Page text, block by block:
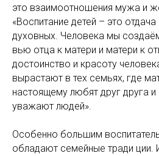
это взаимоотношения мужа и
«Воспитание детей – это
духовных. Человека мы
вью отца к матери и матери к
достоинство и красоту
вырастают в тех семьях, где
настоящему любят друг друга
уважают людей».
Особенно большим
обладают семейные тради ции.